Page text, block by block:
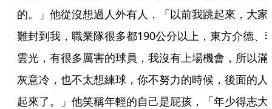
的。」他從沒想過人外有人，「以前我跳起來，大家
難封到我，職業隊很多都190公分以上，東方介德、
雲光，有很多厲害的球員，我沒有上場機會，所以滿
灰意冷，也不太想練球，你不努力的時候，後面的人
起來了。」他笑稱年輕的自己是屁孩，「年少得志大